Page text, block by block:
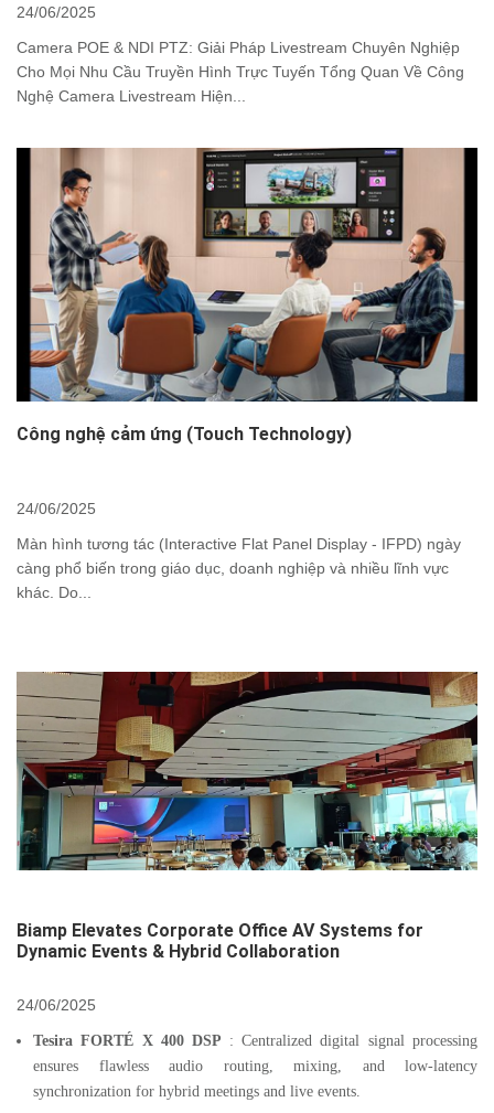
24/06/2025
Camera POE & NDI PTZ: Giải Pháp Livestream Chuyên Nghiệp
Cho Mọi Nhu Cầu Truyền Hình Trực Tuyến Tổng Quan Về Công
Nghệ Camera Livestream Hiện...
Công nghệ cảm ứng (Touch Technology)
24/06/2025
Màn hình tương tác (Interactive Flat Panel Display - IFPD) ngày
càng phổ biến trong giáo dục, doanh nghiệp và nhiều lĩnh vực
khác. Do...
Biamp Elevates Corporate Office AV Systems for
Dynamic Events & Hybrid Collaboration
24/06/2025
Tesira FORTÉ X 400 DSP : Centralized digital signal processing
ensures flawless audio routing, mixing, and low-latency
synchronization for hybrid meetings and live events.